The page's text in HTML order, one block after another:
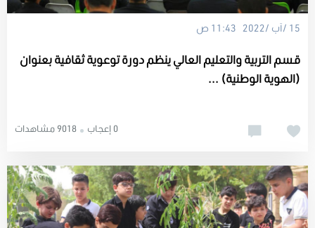
15 /آب /2022 11:43 ص
قسم التربية والتعليم العالي ينظم دورة توعوية ثقافية بعنوان
(الهوية الوطنية) ...
9018 مشاهدات 0 إعجاب